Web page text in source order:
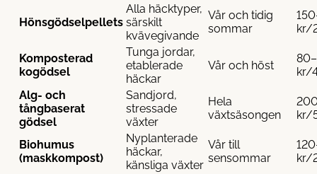
Hönsgödselpellets
Alla häcktyper,
särskilt
kvävegivande
Vår och tidig
sommar
kr/
Komposterad
kogödsel
Tunga jordar,
etablerade
häckar
Vår och höst
kr/
Alg- och
tångbaserat
gödsel
Sandjord,
stressade
växter
Hela
växtsäsongen
kr/
Biohumus
(maskkompost)
Nyplanterade
häckar,
känsliga växter
Vår till
sensommar
kr/